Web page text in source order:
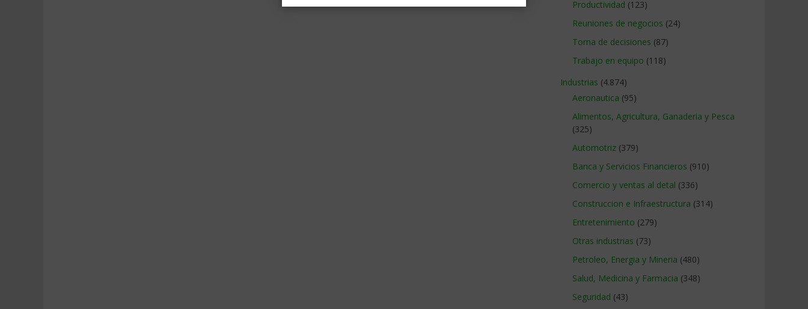
Productividad (123)
Reuniones de negocios (24)
Toma de decisiones (87)
Trabajo en equipo (118)
Industrias (4.874)
Aeronautica (95)
Alimentos, Agricultura, Ganaderia y Pesca
(325)
Automotriz (379)
Banca y Servicios Financieros (910)
Comercio y ventas al detal (336)
Construccion e Infraestructura (314)
Entretenimiento (279)
Otras industrias (73)
Petroleo, Energia y Mineria (480)
Salud, Medicina y Farmacia (348)
Seguridad (43)